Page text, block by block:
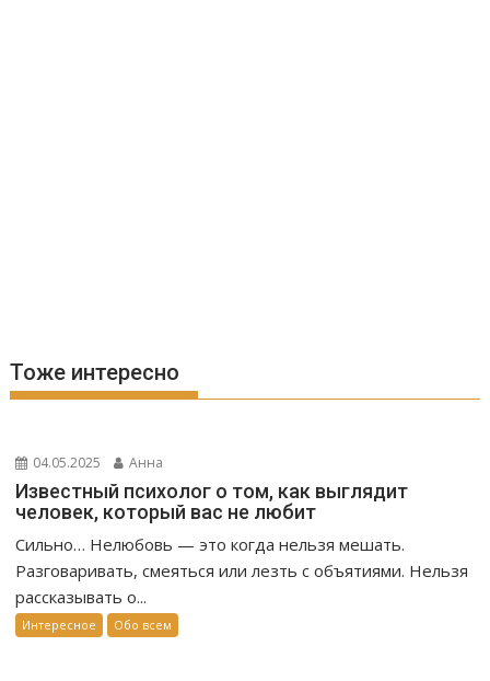
Тоже интересно
04.05.2025 Анна
Известный психолог о том, как выглядит
человек, который вас не любит
Сильно… Нелюбовь — это когда нельзя мешать.
Разговаривать, смеяться или лезть с объятиями. Нельзя
рассказывать о...
Интересное Обо всем